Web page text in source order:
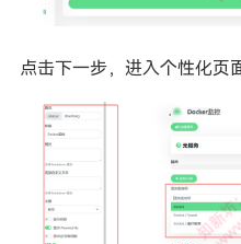
点击下一步，进入个性化页